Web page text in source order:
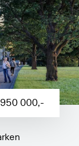
000,-